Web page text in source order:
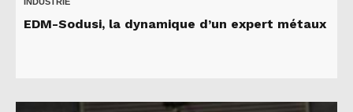
EDM-Sodusi, la dynamique d’un expert métaux